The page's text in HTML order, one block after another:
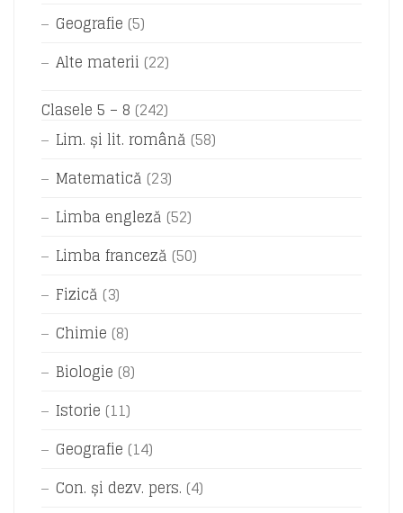
Geografie (5)
Alte materii (22)
Clasele 5 – 8 (242)
Lim. și lit. română (58)
Matematică (23)
Limba engleză (52)
Limba franceză (50)
Fizică (3)
Chimie (8)
Biologie (8)
Istorie (11)
Geografie (14)
Con. și dezv. pers. (4)